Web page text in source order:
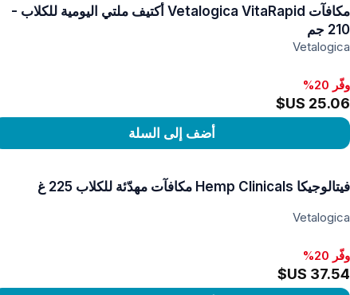
مكافآت Vetalogica VitaRapid أكتيف ملتي اليومية للكلاب -
210 جم
Vetalogica
وفّر 20%
أضف إلى السلة
فيتالوجيكا Hemp Clinicals مكافآت مهدّئة للكلاب 225 غ
Vetalogica
وفّر 20%